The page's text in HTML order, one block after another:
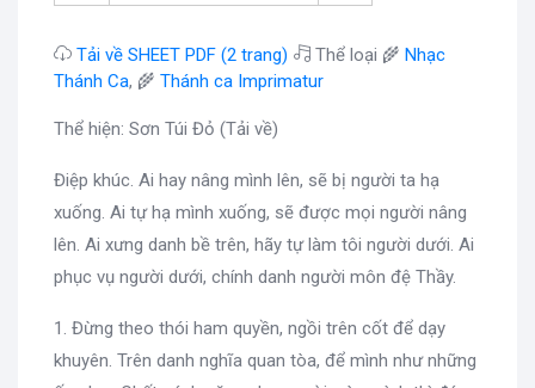
Tải về SHEET PDF (2 trang) Thể loại 🌾 Nhạc
Thánh Ca, 🌾 Thánh ca Imprimatur
Thể hiện: Sơn Túi Đỏ (Tải về)
Điệp khúc. Ai hay nâng mình lên, sẽ bị người ta hạ
xuống. Ai tự hạ mình xuống, sẽ được mọi người nâng
lên. Ai xưng danh bề trên, hãy tự làm tôi người dưới. Ai
phục vụ người dưới, chính danh người môn đệ Thầy.
1. Đừng theo thói ham quyền, ngồi trên cốt để dạy
khuyên. Trên danh nghĩa quan tòa, để mình như những